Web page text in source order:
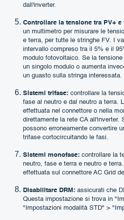
dall'inverter.
Controllare la tensione tra PV+ e
un multimetro per misurare le
e terra, per tutte le stringhe FV. I
intervallo compreso tra il 5% e il
modulo fotovoltaico. Se la
un singolo modulo o aumenta
un guasto sulla stringa interessata.
Sistemi trifase: controllare la
fase al neutro e dal neutro a terra.
effettuata nel connettore o nella
direttamente la rete CA all'inverter.
possono erroneamente convertire
trifase cortocircuitando le fasi.
Sistemi monofase: controllare la
neutro, fase e terra e neutro e
effettuata sul connettore AC Grid
Disabilitare DRM: assicurati che
Questa impostazione si trova in
"Impostazioni modalità STD" >